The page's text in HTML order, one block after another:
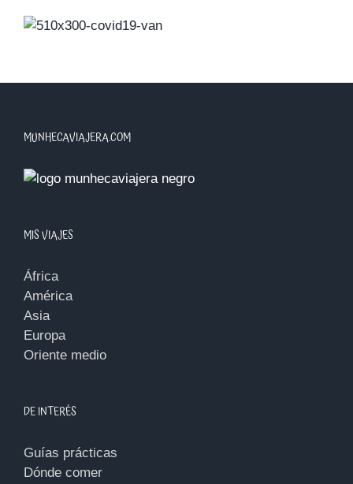
MUNHECAVIAJERA.COM
MIS VIAJES
África
América
Asia
Europa
Oriente medio
DE INTERÉS
Guías prácticas
Dónde comer